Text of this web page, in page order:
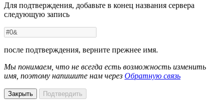
Для подтверждения, добавьте в конец названия сервера
следующую запись
после подтверждения, верните прежнее имя.
Мы понимаем, что не всегда есть возможность изменить
имя, поэтому напишите нам через Обратную связь
Закрыть Подтвердить